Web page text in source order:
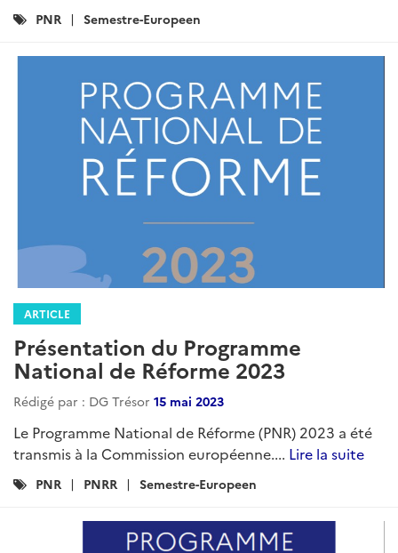
Catégories
PNR Semestre-Europeen
ARTICLE
Présentation du Programme
National de Réforme 2023
Rédigé par : DG Trésor 15 mai 2023
Le Programme National de Réforme (PNR) 2023 a été
transmis à la Commission européenne.... Lire la suite
Catégories
PNR PNRR Semestre-Europeen